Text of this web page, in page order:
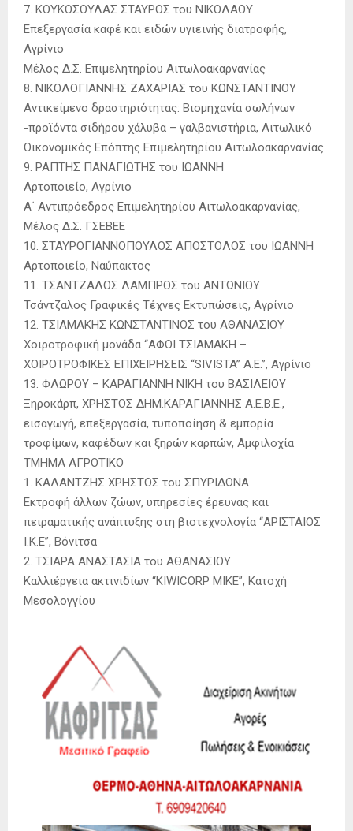
7. ΚΟΥΚΟΣΟΥΛΑΣ ΣΤΑΥΡΟΣ του ΝΙΚΟΛΑΟΥ
Επεξεργασία καφέ και ειδών υγιεινής διατροφής,
Αγρίνιο
Μέλος Δ.Σ. Επιμελητηρίου Αιτωλοακαρνανίας
8. ΝΙΚΟΛΟΓΙΑΝΝΗΣ ΖΑΧΑΡΙΑΣ του ΚΩΝΣΤΑΝΤΙΝΟΥ
Αντικείμενο δραστηριότητας: Βιομηχανία σωλήνων
-προϊόντα σιδήρου χάλυβα – γαλβανιστήρια, Αιτωλικό
Οικονομικός Επόπτης Επιμελητηρίου Αιτωλοακαρνανίας
9. ΡΑΠΤΗΣ ΠΑΝΑΓΙΩΤΗΣ του ΙΩΑΝΝΗ
Αρτοποιείο, Αγρίνιο
Α΄ Αντιπρόεδρος Επιμελητηρίου Αιτωλοακαρνανίας,
Μέλος Δ.Σ. ΓΣΕΒΕΕ
10. ΣΤΑΥΡΟΓΙΑΝΝΟΠΟΥΛΟΣ ΑΠΟΣΤΟΛΟΣ του ΙΩΑΝΝΗ
Αρτοποιείο, Ναύπακτος
11. ΤΣΑΝΤΖΑΛΟΣ ΛΑΜΠΡΟΣ του ΑΝΤΩΝΙΟΥ
Τσάντζαλος Γραφικές Τέχνες Εκτυπώσεις, Αγρίνιο
12. ΤΣΙΑΜΑΚΗΣ ΚΩΝΣΤΑΝΤΙΝΟΣ του ΑΘΑΝΑΣΙΟΥ
Χοιροτροφική μονάδα “ΑΦΟΙ ΤΣΙΑΜΑΚΗ –
ΧΟΙΡΟΤΡΟΦΙΚΕΣ ΕΠΙΧΕΙΡΗΣΕΙΣ “SIVISTA” A.Ε.”, Αγρίνιο
13. ΦΛΩΡΟΥ – ΚΑΡΑΓΙΑΝΝΗ ΝΙΚΗ του ΒΑΣΙΛΕΙΟΥ
Ξηροκάρπ, ΧΡΗΣΤΟΣ ΔΗΜ.ΚΑΡΑΓΙΑΝΝΗΣ Α.Ε.Β.Ε.,
εισαγωγή, επεξεργασία, τυποποίηση & εμπορία
τροφίμων, καφέδων και ξηρών καρπών, Αμφιλοχία
ΤΜΗΜΑ ΑΓΡΟΤΙΚΟ
1. ΚΑΛΑΝΤΖΗΣ ΧΡΗΣΤΟΣ του ΣΠΥΡΙΔΩΝΑ
Εκτροφή άλλων ζώων, υπηρεσίες έρευνας και
πειραματικής ανάπτυξης στη βιοτεχνολογία “ΑΡΙΣΤΑΙΟΣ
Ι.Κ.Ε”, Βόνιτσα
2. ΤΣΙΑΡΑ ΑΝΑΣΤΑΣΙΑ του ΑΘΑΝΑΣΙΟΥ
Καλλιέργεια ακτινιδίων “KIWICORP ΜΙΚΕ”, Κατοχή
Μεσολογγίου